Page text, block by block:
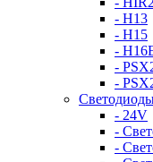
- H13
- H15
-
-
-
- 24V
-
-